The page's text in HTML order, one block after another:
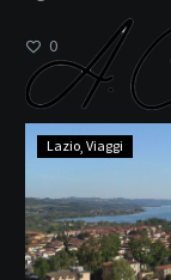
0
Lazio Viaggi